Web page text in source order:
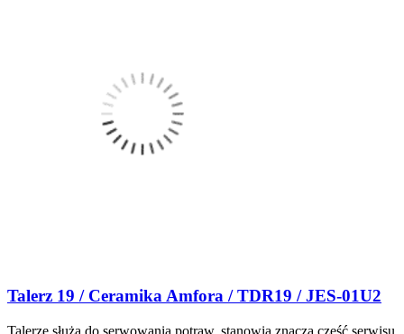
Talerz 19 / Ceramika Amfora / TDR19 / JES-01U2
Talerze służą do serwowania potraw, stanowią znaczą część serwisu